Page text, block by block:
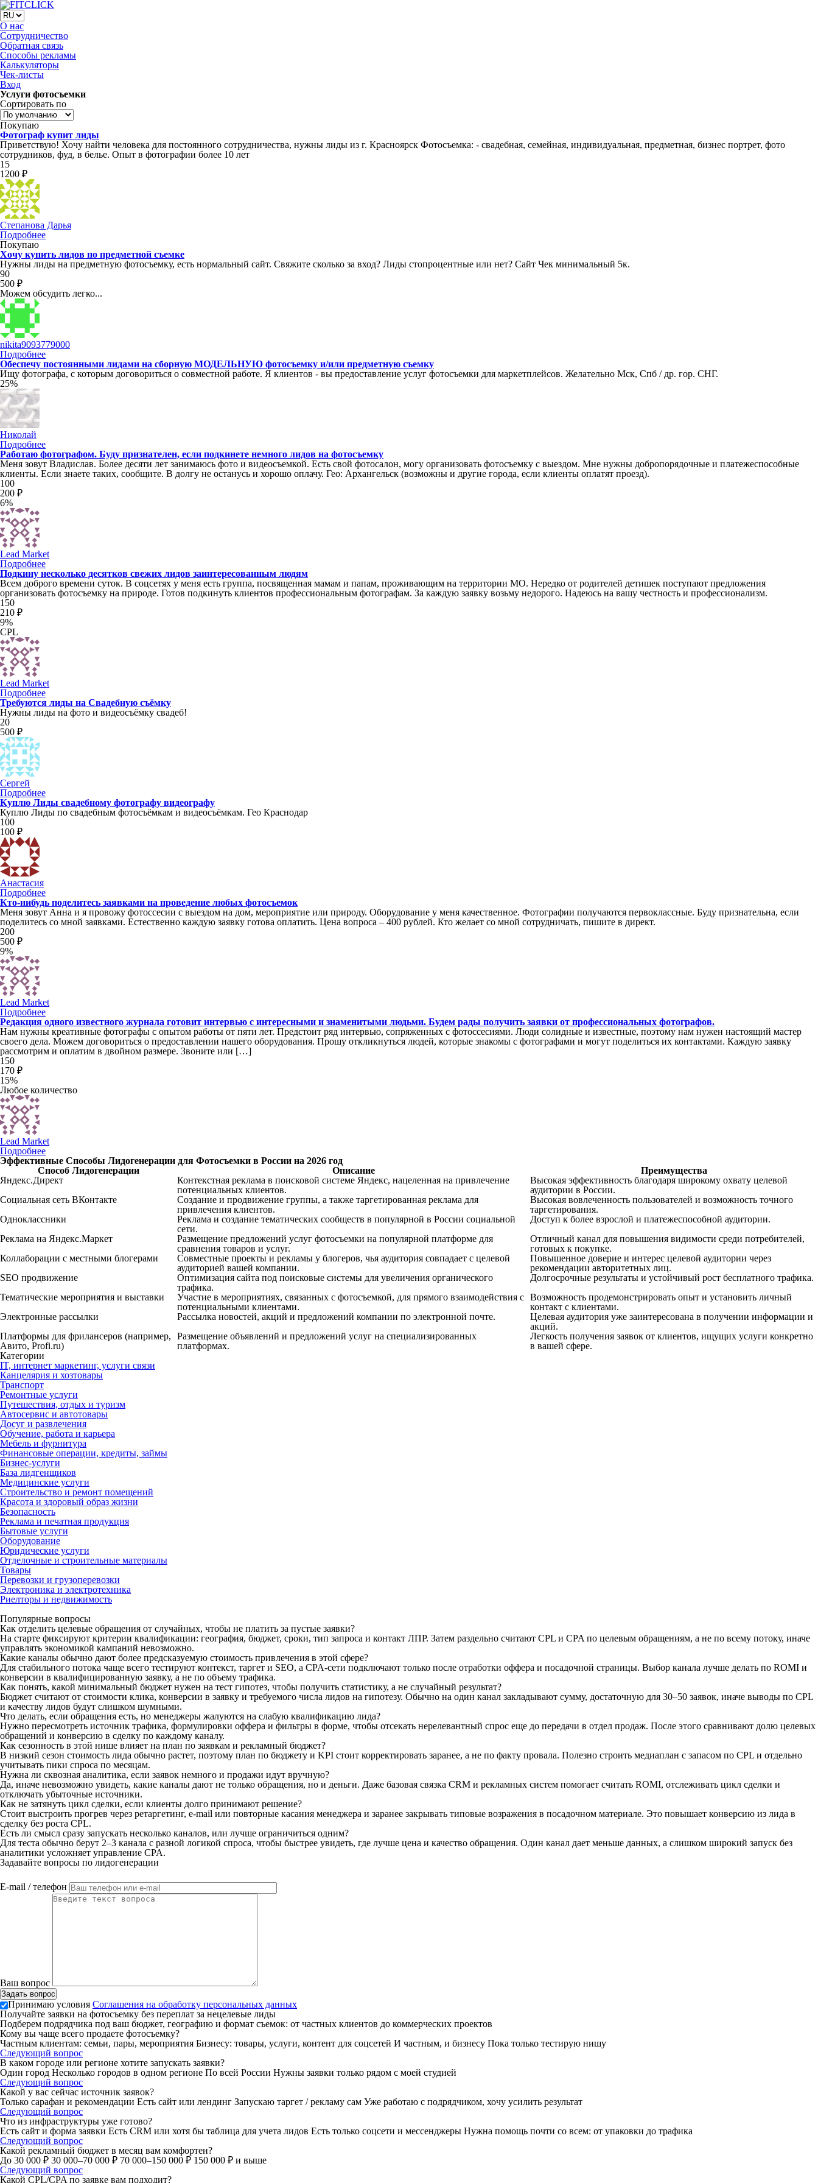
О нас
Сотрудничество
Обратная связь
Способы рекламы
Калькуляторы
Чек-листы
Вход
Услуги фотосъемки
Сортировать по
Покупаю
Фотограф купит лиды
Приветствую! Хочу найти человека для постоянного сотрудничества, нужны лиды из г. Красноярск Фотосъемка: - свадебная, семейная, индивидуальная, предметная, бизнес портрет, фото
сотрудников, фуд, в белье. Опыт в фотографии более 10 лет
15
1200 ₽
Степанова Дарья
Подробнее
Покупаю
Хочу купить лидов по предметной съемке
Нужны лиды на предметную фотосъемку, есть нормальный сайт. Свяжите сколько за вход? Лиды стопроцентные или нет? Сайт Чек минимальный 5к.
90
500 ₽
Можем обсудить легко...
nikita9093779000
Подробнее
Обеспечу постоянными лидами на сборную МОДЕЛЬНУЮ фотосъемку и/или предметную съемку
Ищу фотографа, с которым договориться о совместной работе. Я клиентов - вы предоставление услуг фотосъемки для маркетплейсов. Желательно Мск, Спб / др. гор. СНГ.
25%
Николай
Подробнее
Работаю фотографом. Буду признателен, если подкинете немного лидов на фотосъемку
Меня зовут Владислав. Более десяти лет занимаюсь фото и видеосъемкой. Есть свой фотосалон, могу организовать фотосъемку с выездом. Мне нужны добропорядочные и платежеспособные
клиенты. Если знаете таких, сообщите. В долгу не останусь и хорошо оплачу. Гео: Архангельск (возможны и другие города, если клиенты оплатят проезд).
100
200 ₽
6%
Lead Market
Подробнее
Подкину несколько десятков свежих лидов заинтересованным людям
Всем доброго времени суток. В соцсетях у меня есть группа, посвященная мамам и папам, проживающим на территории МО. Нередко от родителей детишек поступают предложения
организовать фотосъемку на природе. Готов подкинуть клиентов профессиональным фотографам. За каждую заявку возьму недорого. Надеюсь на вашу честность и профессионализм.
150
210 ₽
9%
CPL
Lead Market
Подробнее
Требуются лиды на Свадебную съёмку
Нужны лиды на фото и видеосъёмку свадеб!
20
500 ₽
Сергей
Подробнее
Куплю Лиды свадебному фотографу видеографу
Куплю Лиды по свадебным фотосъёмкам и видеосъёмкам. Гео Краснодар
100
100 ₽
Анастасия
Подробнее
Кто-нибудь поделитесь заявками на проведение любых фотосъемок
Меня зовут Анна и я провожу фотоссесии с выездом на дом, мероприятие или природу. Оборудование у меня качественное. Фотографии получаются первоклассные. Буду признательна, если
поделитесь со мной заявками. Естественно каждую заявку готова оплатить. Цена вопроса – 400 рублей. Кто желает со мной сотрудничать, пишите в директ.
200
500 ₽
9%
Lead Market
Подробнее
Редакция одного известного журнала готовит интервью с интересными и знаменитыми людьми. Будем рады получить заявки от профессиональных фотографов.
Нам нужны креативные фотографы с опытом работы от пяти лет. Предстоит ряд интервью, сопряженных с фотоссесиями. Люди солидные и известные, поэтому нам нужен настоящий мастер
своего дела. Можем договориться о предоставлении нашего оборудования. Прошу откликнуться людей, которые знакомы с фотографами и могут поделиться их контактами. Каждую заявку
рассмотрим и оплатим в двойном размере. Звоните или […]
150
170 ₽
15%
Любое количество
Lead Market
Подробнее
Эффективные Способы Лидогенерации для Фотосъемки в России на 2026 год
Способ Лидогенерации
Описание
Преимущества
Яндекс.Директ
Контекстная реклама в поисковой системе Яндекс, нацеленная на привлечение
потенциальных клиентов.
Высокая эффективность благодаря широкому охвату целевой
аудитории в России.
Социальная сеть ВКонтакте
Создание и продвижение группы, а также таргетированная реклама для
привлечения клиентов.
Высокая вовлеченность пользователей и возможность точного
таргетирования.
Одноклассники
Реклама и создание тематических сообществ в популярной в России социальной
сети.
Доступ к более взрослой и платежеспособной аудитории.
Реклама на Яндекс.Маркет
Размещение предложений услуг фотосъемки на популярной платформе для
сравнения товаров и услуг.
Отличный канал для повышения видимости среди потребителей,
готовых к покупке.
Коллаборации с местными блогерами
Совместные проекты и рекламы у блогеров, чья аудитория совпадает с целевой
аудиторией вашей компании.
Повышенное доверие и интерес целевой аудитории через
рекомендации авторитетных лиц.
SEO продвижение
Оптимизация сайта под поисковые системы для увеличения органического
трафика.
Долгосрочные результаты и устойчивый рост бесплатного трафика.
Тематические мероприятия и выставки
Участие в мероприятиях, связанных с фотосъемкой, для прямого взаимодействия с
потенциальными клиентами.
Возможность продемонстрировать опыт и установить личный
контакт с клиентами.
Электронные рассылки
Рассылка новостей, акций и предложений компании по электронной почте.
Целевая аудитория уже заинтересована в получении информации и
акций.
Платформы для фрилансеров (например,
Авито, Profi.ru)
Размещение объявлений и предложений услуг на специализированных
платформах.
Легкость получения заявок от клиентов, ищущих услуги конкретно
в вашей сфере.
Категории
IT, интернет маркетинг, услуги связи
Канцелярия и хозтовары
Транспорт
Ремонтные услуги
Путешествия, отдых и туризм
Автосервис и автотовары
Досуг и развлечения
Обучение, работа и карьера
Мебель и фурнитура
Финансовые операции, кредиты, займы
Бизнес-услуги
База лидгенщиков
Медицинские услуги
Строительство и ремонт помещений
Красота и здоровый образ жизни
Безопасность
Реклама и печатная продукция
Бытовые услуги
Оборудование
Юридические услуги
Отделочные и строительные материалы
Товары
Перевозки и грузоперевозки
Электроника и электротехника
Риелторы и недвижимость
Популярные вопросы
Как отделить целевые обращения от случайных, чтобы не платить за пустые заявки?
На старте фиксируют критерии квалификации: география, бюджет, сроки, тип запроса и контакт ЛПР. Затем раздельно считают CPL и CPA по целевым обращениям, а не по всему потоку, иначе
управлять экономикой кампаний невозможно.
Какие каналы обычно дают более предсказуемую стоимость привлечения в этой сфере?
Для стабильного потока чаще всего тестируют контекст, таргет и SEO, а CPA-сети подключают только после отработки оффера и посадочной страницы. Выбор канала лучше делать по ROMI и
конверсии в квалифицированную заявку, а не по объему трафика.
Как понять, какой минимальный бюджет нужен на тест гипотез, чтобы получить статистику, а не случайный результат?
Бюджет считают от стоимости клика, конверсии в заявку и требуемого числа лидов на гипотезу. Обычно на один канал закладывают сумму, достаточную для 30–50 заявок, иначе выводы по CPL
и качеству лидов будут слишком шумными.
Что делать, если обращения есть, но менеджеры жалуются на слабую квалификацию лида?
Нужно пересмотреть источник трафика, формулировки оффера и фильтры в форме, чтобы отсекать нерелевантный спрос еще до передачи в отдел продаж. После этого сравнивают долю целевых
обращений и конверсию в сделку по каждому каналу.
Как сезонность в этой нише влияет на план по заявкам и рекламный бюджет?
В низкий сезон стоимость лида обычно растет, поэтому план по бюджету и KPI стоит корректировать заранее, а не по факту провала. Полезно строить медиаплан с запасом по CPL и отдельно
учитывать пики спроса по месяцам.
Нужна ли сквозная аналитика, если заявок немного и продажи идут вручную?
Да, иначе невозможно увидеть, какие каналы дают не только обращения, но и деньги. Даже базовая связка CRM и рекламных систем помогает считать ROMI, отслеживать цикл сделки и
отключать убыточные источники.
Как не затянуть цикл сделки, если клиенты долго принимают решение?
Стоит выстроить прогрев через ретаргетинг, e-mail или повторные касания менеджера и заранее закрывать типовые возражения в посадочном материале. Это повышает конверсию из лида в
сделку без роста CPL.
Есть ли смысл сразу запускать несколько каналов, или лучше ограничиться одним?
Для теста обычно берут 2–3 канала с разной логикой спроса, чтобы быстрее увидеть, где лучше цена и качество обращения. Один канал дает меньше данных, а слишком широкий запуск без
аналитики усложняет управление CPA.
Задавайте вопросы по лидогенерации
E-mail / телефон
Ваш вопрос
Принимаю условия Соглашения на обработку персональных данных
Получайте заявки на фотосъемку без переплат за нецелевые лиды
Подберем подрядчика под ваш бюджет, географию и формат съемок: от частных клиентов до коммерческих проектов
Кому вы чаще всего продаете фотосъемку?
Частным клиентам: семьи, пары, мероприятия Бизнесу: товары, услуги, контент для соцсетей И частным, и бизнесу Пока только тестирую нишу
Следующий вопрос
В каком городе или регионе хотите запускать заявки?
Один город Несколько городов в одном регионе По всей России Нужны заявки только рядом с моей студией
Следующий вопрос
Какой у вас сейчас источник заявок?
Только сарафан и рекомендации Есть сайт или лендинг Запускаю таргет / рекламу сам Уже работаю с подрядчиком, хочу усилить результат
Следующий вопрос
Что из инфраструктуры уже готово?
Есть сайт и форма заявки Есть CRM или хотя бы таблица для учета лидов Есть только соцсети и мессенджеры Нужна помощь почти со всем: от упаковки до трафика
Следующий вопрос
Какой рекламный бюджет в месяц вам комфортен?
До 30 000 ₽ 30 000–70 000 ₽ 70 000–150 000 ₽ 150 000 ₽ и выше
Следующий вопрос
Какой CPL/CPA по заявке вам подходит?